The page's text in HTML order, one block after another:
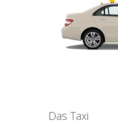
Das Taxi